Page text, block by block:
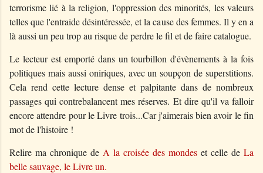
terrorisme lié à la religion, l'oppression des minorités, les valeurs
telles que l'entraide désintéressée, et la cause des femmes. Il y en a
là aussi un peu trop au risque de perdre le fil et de faire catalogue.
Le lecteur est emporté dans un tourbillon d'évènements à la fois
politiques mais aussi oniriques, avec un soupçon de superstitions.
Cela rend cette lecture dense et palpitante dans de nombreux
passages qui contrebalancent mes réserves. Et dire qu'il va falloir
encore attendre pour le Livre trois...Car j'aimerais bien avoir le fin
mot de l'histoire !
Relire ma chronique de A la croisée des mondes et celle de La
belle sauvage, le Livre un.